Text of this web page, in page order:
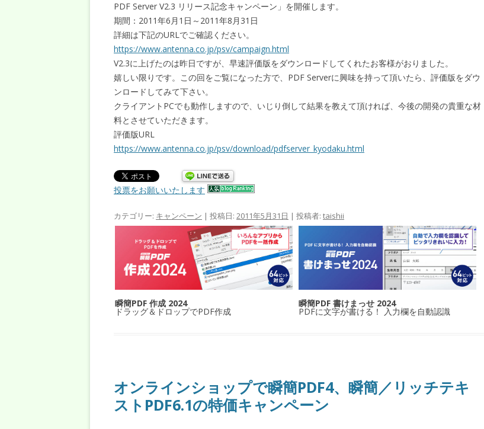
PDF Server V2.3 リリース記念キャンペーン」を開催します。
期間：2011年6月1日～2011年8月31日
詳細は下記のURLでご確認ください。
https://www.antenna.co.jp/psv/campaign.html
V2.3に上げたのは昨日ですが、早速評価版をダウンロードしてくれたお客様がおりました。
嬉しい限りです。この回をご覧になった方で、PDF Serverに興味を持って頂いたら、評価版をダウ
ンロードしてみて下さい。
クライアントPCでも動作しますので、いじり倒して結果を教えて頂ければ、今後の開発の貴重な材
料とさせていただきます。
評価版URL
https://www.antenna.co.jp/psv/download/pdfserver_kyodaku.html
投票をお願いいたします
カテゴリー: キャンペーン | 投稿日: 2011年5月31日 | 投稿者: taishii
瞬簡PDF 作成 2024
ドラッグ＆ドロップでPDF作成
瞬簡PDF 書けまっせ 2024
PDFに文字が書ける！ 入力欄を自動認識
オンラインショップで瞬簡PDF4、瞬簡／リッチテキ
ストPDF6.1の特価キャンペーン